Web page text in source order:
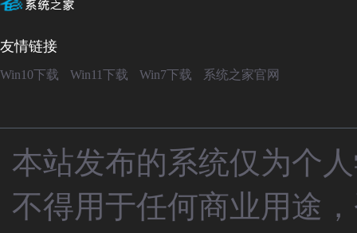
友情链接
Win10下载 Win11下载 Win7下载 系统之家官网
本站发布的系统仅为个
不得用于任何商业用途